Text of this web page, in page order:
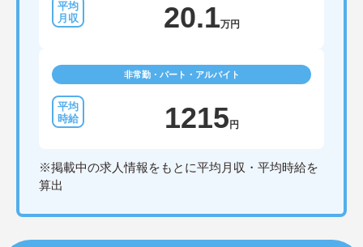
20.1万円
非常勤・パート・アルバイト
1215 円
※掲載中の求人情報をもとに平均月収・平均時給を
算出